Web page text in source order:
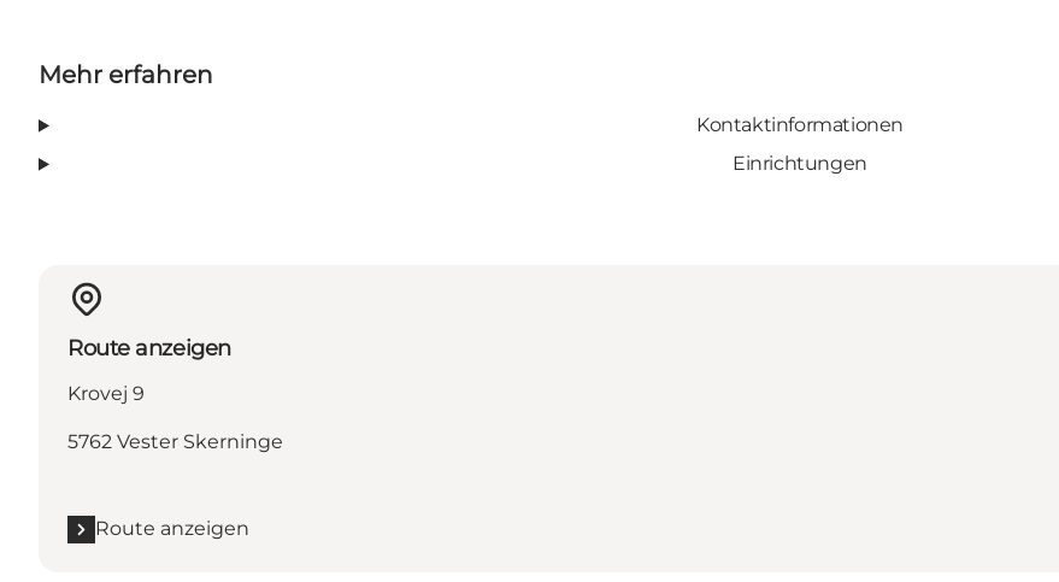
Mehr erfahren
Kontaktinformationen
Einrichtungen
Route anzeigen
Krovej 9
5762 Vester Skerninge
Route anzeigen